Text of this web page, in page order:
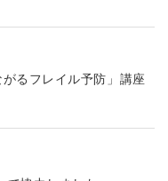
るフレイル予防」講座